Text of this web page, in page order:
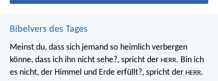
Bibelvers des Tages
Meinst du, dass sich jemand so heimlich verbergen
könne, dass ich ihn nicht sehe?, spricht der HERR. Bin ich
es nicht, der Himmel und Erde erfüllt?, spricht der HERR.